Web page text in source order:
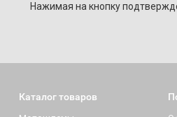
Нажимая на кнопку
Каталог товаров